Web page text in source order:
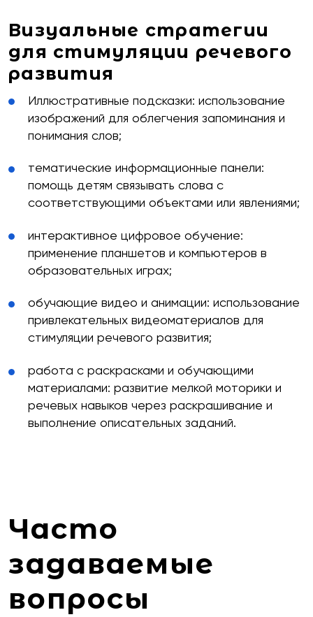
Визуальные стратегии
для стимуляции речевого
развития
Иллюстративные подсказки: использование
изображений для облегчения запоминания и
понимания слов;
тематические информационные панели:
помощь детям связывать слова с
соответствующими объектами или явлениями;
интерактивное цифровое обучение:
применение планшетов и компьютеров в
образовательных играх;
обучающие видео и анимации: использование
привлекательных видеоматериалов для
стимуляции речевого развития;
работа с раскрасками и обучающими
материалами: развитие мелкой моторики и
речевых навыков через раскрашивание и
выполнение описательных заданий.
Часто
задаваемые
вопросы